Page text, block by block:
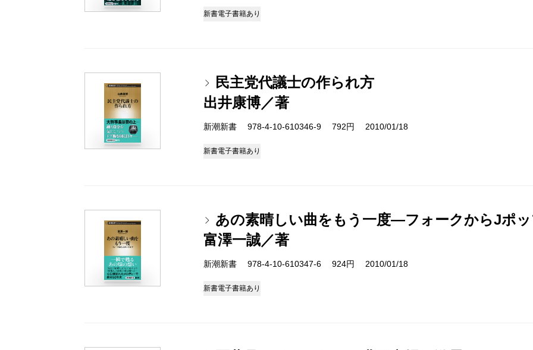
新書電子書籍あり
民主党代議士の作られ方
出井康博／著
新潮新書 978-4-10-610346-9 792円 2010/01/18
新書電子書籍あり
あの素晴しい曲をもう一度―フォークからJポ
富澤一誠／著
新潮新書 978-4-10-610347-6 924円 2010/01/18
新書電子書籍あり